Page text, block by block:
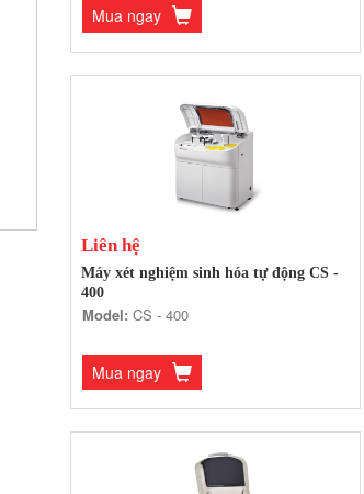
Mua ngay
Liên hệ
Máy xét nghiệm sinh hóa tự động CS -
400
Model: CS - 400
Mua ngay